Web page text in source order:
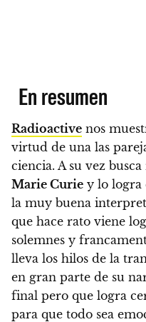
En resumen
Radioactive nos
virtud de una las
ciencia. A su vez
Marie Curie y lo logra
la muy buena
que hace rato viene
solemnes y
lleva los hilos de la
en gran parte de su
final pero que logra
para que todo sea